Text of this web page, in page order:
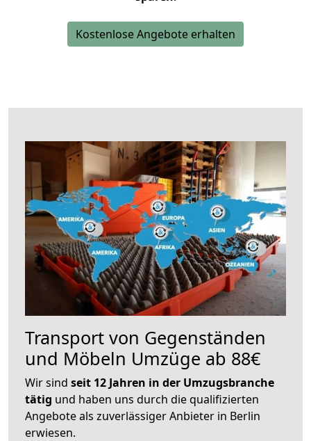
Kostenlose Angebote erhalten
Transport von Gegenständen
und Möbeln Umzüge ab 88€
Wir sind seit 12 Jahren in der Umzugsbranche
tätig und haben uns durch die qualifizierten
Angebote als zuverlässiger Anbieter in Berlin
erwiesen.